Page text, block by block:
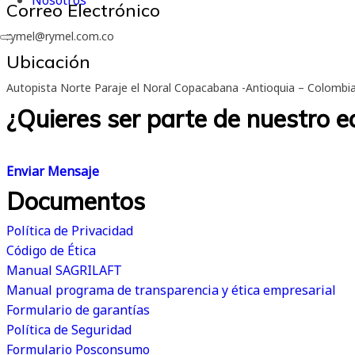
Correo Electrónico
rymel@rymel.com.co
Ubicación
Autopista Norte Paraje el Noral Copacabana -Antioquia – Colombia
¿Quieres ser parte de nuestro
Enviar Mensaje
Documentos
Política de Privacidad
Código de Ética
Manual SAGRILAFT
Manual programa de transparencia y ética empresarial
Formulario de garantías
Política de Seguridad
Formulario Posconsumo